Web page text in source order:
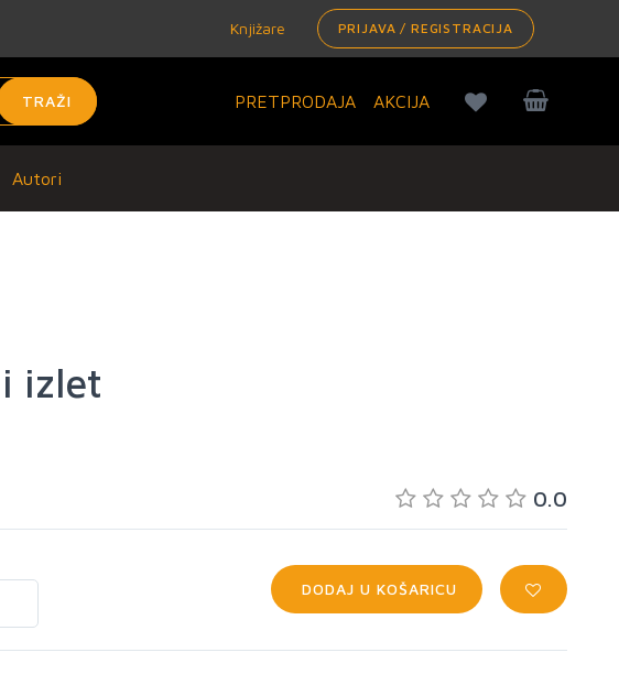
Knjižare PRIJAVA / REGISTRACIJA
TRAŽI PRETPRODAJA AKCIJA
Autori
izlet
0.0
DODAJ U KOŠARICU